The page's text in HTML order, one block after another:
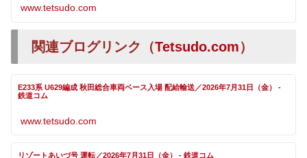
www.tetsudo.com
関連ブログリンク（Tetsudo.com）
E233系 U629編成 秋田総合車両ベース入場 配給輸送／2026年7月31日（金） -
鉄道コム
www.tetsudo.com
リゾートあいづ号 運転／2026年7月31日（金） - 鉄道コム